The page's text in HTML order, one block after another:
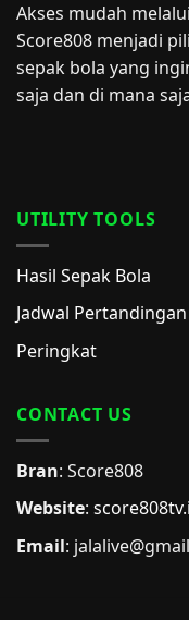
Akses mudah
Score808 menjadi
sepak bola yang
saja dan di mana
UTILITY TOOLS
Hasil Sepak Bola
Jadwal Pertandingan
Peringkat
CONTACT US
Bran: Score808
Website:
Email: